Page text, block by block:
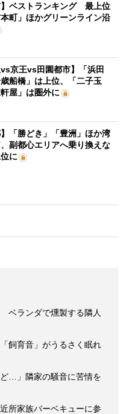
】ベストランキング 最上位
町」ほかグリーンライン沿
vs京王vs田園都市】「浜田
船橋」は上位、「二子玉
屋」は圏外に
】「勝どき」「豊洲」ほか湾
副都心エリアへ乗り換えな
に
ランダで燻製する隣人
飼育音」がうるさく眠れ
ど…」隣家の騒音に苦情を
所家族バーベキューに参